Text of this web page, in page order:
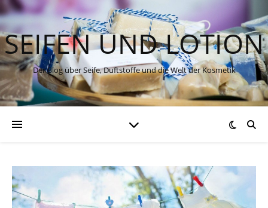
SEIFEN UND LOTION
Der Blog über Seife, Duftstoffe und die Welt der Kosmetik